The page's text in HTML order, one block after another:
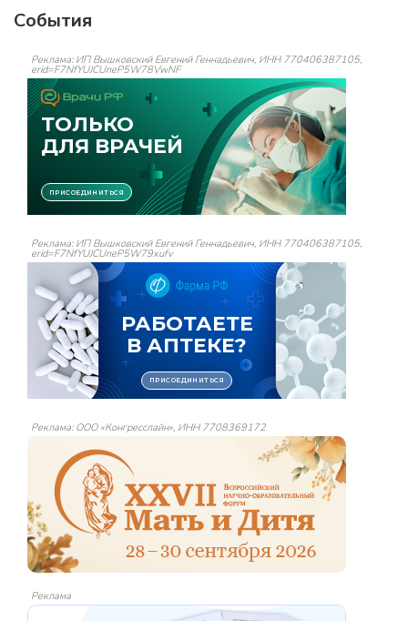
События
Реклама: ИП Вышковский Евгений Геннадьевич, ИНН 770406387105,
erid=F7NfYUJCUneP5W78VwNF
Реклама: ИП Вышковский Евгений Геннадьевич, ИНН 770406387105,
erid=F7NfYUJCUneP5W79xufv
Реклама: ООО «Конгресслайн», ИНН 7708369172
Реклама